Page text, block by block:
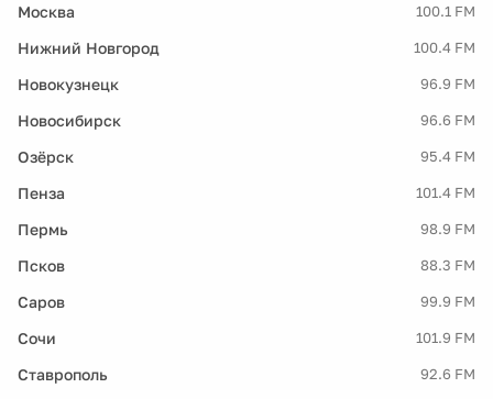
Москва 100.1 FM
Нижний Новгород 100.4 FM
Новокузнецк 96.9 FM
Новосибирск 96.6 FM
Озёрск 95.4 FM
Пенза 101.4 FM
Пермь 98.9 FM
Псков 88.3 FM
Саров 99.9 FM
Сочи 101.9 FM
Ставрополь 92.6 FM